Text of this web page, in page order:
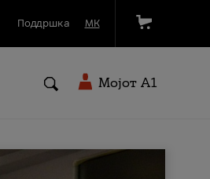
Поддршка МК
Мојот A1